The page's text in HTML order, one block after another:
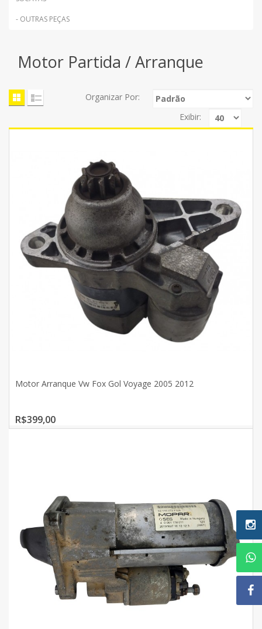
- OUTRAS PEÇAS
Motor Partida / Arranque
Organizar Por:
Exibir:
Motor Arranque Vw Fox Gol Voyage 2005 2012
R$399,00